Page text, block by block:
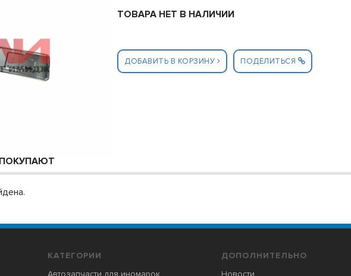
ТОВАРА НЕТ В НАЛИЧИИ
ДОБАВИТЬ В КОРЗИНУ ПОДЕЛИТЬСЯ
КАТЕГОРИИ
ДОПОЛНИТЕЛЬНО